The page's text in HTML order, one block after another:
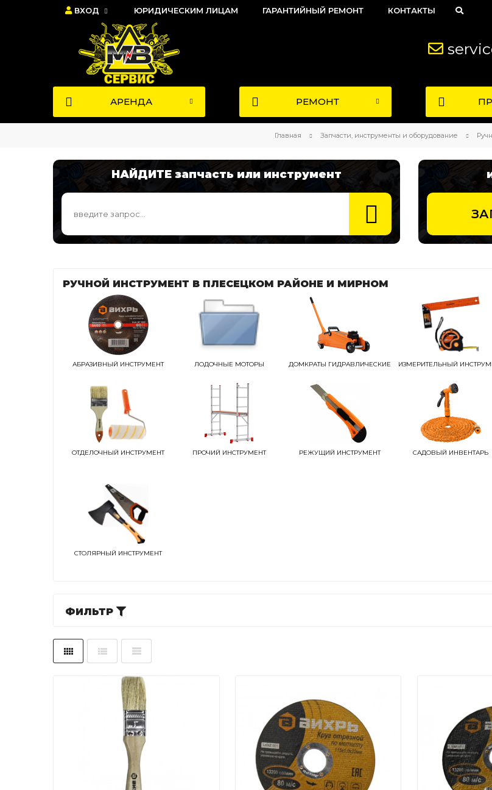
ВХОД ЮРИДИЧЕСКИМ ЛИЦАМ ГАРАНТИЙНЫЙ РЕМОНТ КОНТАКТЫ
АРЕНДА РЕМОНТ
Главная Запчасти, инструменты и оборудование
НАЙДИТЕ запчасть или инструмент
РУЧНОЙ ИНСТРУМЕНТ В ПЛЕСЕЦКОМ РАЙОНЕ И МИРНОМ
АБРАЗИВНЫЙ ИНСТРУМЕНТ ЛОДОЧНЫЕ МОТОРЫ ДОМКРАТЫ ГИДРАВЛИЧЕСКИЕ ИЗМЕРИТЕЛЬНЫЙ
ОТДЕЛОЧНЫЙ ИНСТРУМЕНТ ПРОЧИЙ ИНСТРУМЕНТ РЕЖУЩИЙ ИНСТРУМЕНТ САДОВЫЙ ИНВЕНТАРЬ
СТОЛЯРНЫЙ ИНСТРУМЕНТ
ФИЛЬТР